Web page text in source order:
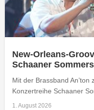
New-Orleans-
Schaaner Sommers
Mit der Brassband
Konzertreihe Schaaner
1. August 2026